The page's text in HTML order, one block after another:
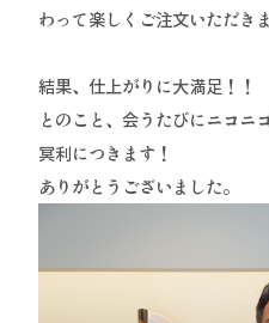
わって楽しくご注文いただき
結果、仕上がりに大満足！！
とのこと、会うたびにニコニ
冥利につきます！
ありがとうございました。